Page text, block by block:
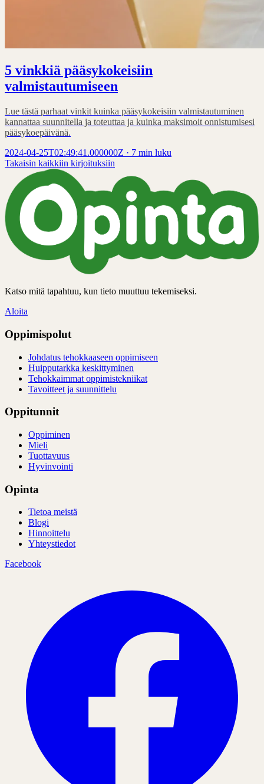
5 vinkkiä pääsykokeisiin
valmistautumiseen
Lue tästä parhaat vinkit kuinka pääsykokeisiin valmistautuminen
kannattaa suunnitella ja toteuttaa ja kuinka maksimoit onnistumisesi
pääsykoepäivänä.
2024-04-25T02:49:41.000000Z · 7 min luku
Takaisin kaikkiin kirjoituksiin
Katso mitä tapahtuu, kun tieto muuttuu tekemiseksi.
Aloita
Oppimispolut
Johdatus tehokkaaseen oppimiseen
Huipputarkka keskittyminen
Tehokkaimmat oppimistekniikat
Tavoitteet ja suunnittelu
Oppitunnit
Oppiminen
Mieli
Tuottavuus
Hyvinvointi
Opinta
Tietoa meistä
Blogi
Hinnoittelu
Yhteystiedot
Facebook